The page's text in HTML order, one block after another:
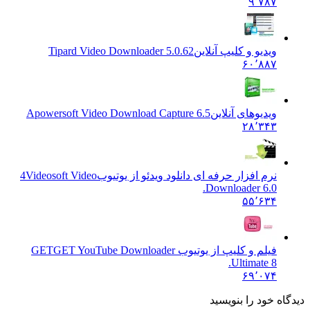
ویدیو و کلیپ آنلاینTipard Video Downloader 5.0.62
۶۰٬۸۸۷
ویدیوهای آنلاینApowersoft Video Download Capture 6.5
۲۸٬۳۴۳
نرم افزار حرفه ای دانلود ویدئو از یوتیوب4Videosoft Video
Downloader 6.0.
۵۵٬۶۳۴
فیلم و کلیپ از یوتیوب GETGET YouTube Downloader
Ultimate 8.
۶۹٬۰۷۴
خود را بنویسید